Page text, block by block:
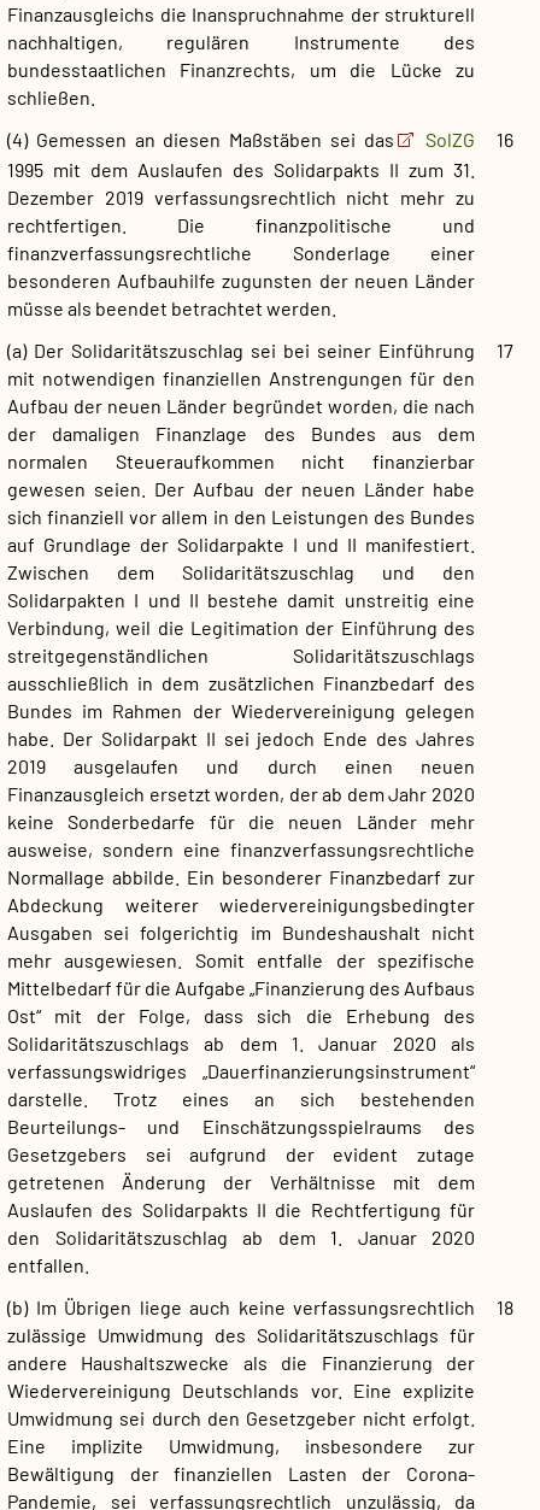
Finanzausgleichs die Inanspruchnahme der strukturell
nachhaltigen, regulären Instrumente des
bundesstaatlichen Finanzrechts, um die Lücke zu
schließen.
16
(4) Gemessen an diesen Maßstäben sei das
SolZG
1995 mit dem Auslaufen des Solidarpakts II zum 31.
Dezember 2019 verfassungsrechtlich nicht mehr zu
rechtfertigen. Die finanzpolitische und
finanzverfassungsrechtliche Sonderlage einer
besonderen Aufbauhilfe zugunsten der neuen Länder
müsse als beendet betrachtet werden.
17
(a) Der Solidaritätszuschlag sei bei seiner Einführung
mit notwendigen finanziellen Anstrengungen für den
Aufbau der neuen Länder begründet worden, die nach
der damaligen Finanzlage des Bundes aus dem
normalen Steueraufkommen nicht finanzierbar
gewesen seien. Der Aufbau der neuen Länder habe
sich finanziell vor allem in den Leistungen des Bundes
auf Grundlage der Solidarpakte I und II manifestiert.
Zwischen dem Solidaritätszuschlag und den
Solidarpakten I und II bestehe damit unstreitig eine
Verbindung, weil die Legitimation der Einführung des
streitgegenständlichen Solidaritätszuschlags
ausschließlich in dem zusätzlichen Finanzbedarf des
Bundes im Rahmen der Wiedervereinigung gelegen
habe. Der Solidarpakt II sei jedoch Ende des Jahres
2019 ausgelaufen und durch einen neuen
Finanzausgleich ersetzt worden, der ab dem Jahr 2020
keine Sonderbedarfe für die neuen Länder mehr
ausweise, sondern eine finanzverfassungsrechtliche
Normallage abbilde. Ein besonderer Finanzbedarf zur
Abdeckung weiterer wiedervereinigungsbedingter
Ausgaben sei folgerichtig im Bundeshaushalt nicht
mehr ausgewiesen. Somit entfalle der spezifische
Mittelbedarf für die Aufgabe „Finanzierung des Aufbaus
Ost“ mit der Folge, dass sich die Erhebung des
Solidaritätszuschlags ab dem 1. Januar 2020 als
verfassungswidriges „Dauerfinanzierungsinstrument“
darstelle. Trotz eines an sich bestehenden
Beurteilungs- und Einschätzungsspielraums des
Gesetzgebers sei aufgrund der evident zutage
getretenen Änderung der Verhältnisse mit dem
Auslaufen des Solidarpakts II die Rechtfertigung für
den Solidaritätszuschlag ab dem 1. Januar 2020
entfallen.
18
(b) Im Übrigen liege auch keine verfassungsrechtlich
zulässige Umwidmung des Solidaritätszuschlags für
andere Haushaltszwecke als die Finanzierung der
Wiedervereinigung Deutschlands vor. Eine explizite
Umwidmung sei durch den Gesetzgeber nicht erfolgt.
Eine implizite Umwidmung, insbesondere zur
Bewältigung der finanziellen Lasten der Corona-
Pandemie, sei verfassungsrechtlich unzulässig, da